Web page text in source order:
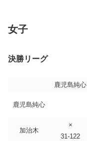
女子
決勝リーグ
鹿児島純心
鹿児島純心
加治木
×
31-122